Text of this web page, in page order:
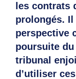
les contrats
prolongés. Il
perspective
poursuite
tribunal
d’utiliser